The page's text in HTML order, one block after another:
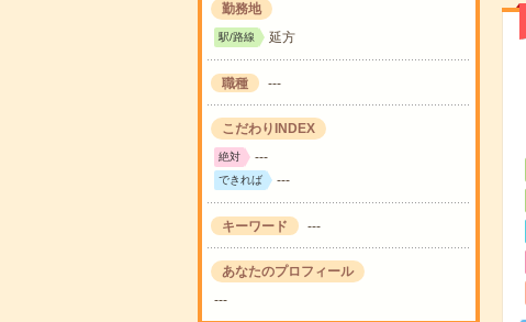
勤務地
駅/路線 延方
職種 ---
こだわりINDEX
絶対 ---
できれば ---
キーワード ---
あなたのプロフィール
---